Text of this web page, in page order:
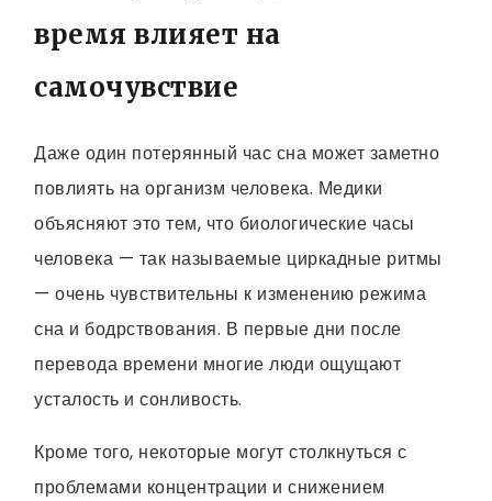
время влияет на
самочувствие
Даже один потерянный час сна может заметно
повлиять на организм человека. Медики
объясняют это тем, что биологические часы
человека — так называемые циркадные ритмы
— очень чувствительны к изменению режима
сна и бодрствования. В первые дни после
перевода времени многие люди ощущают
усталость и сонливость.
Кроме того, некоторые могут столкнуться с
проблемами концентрации и снижением